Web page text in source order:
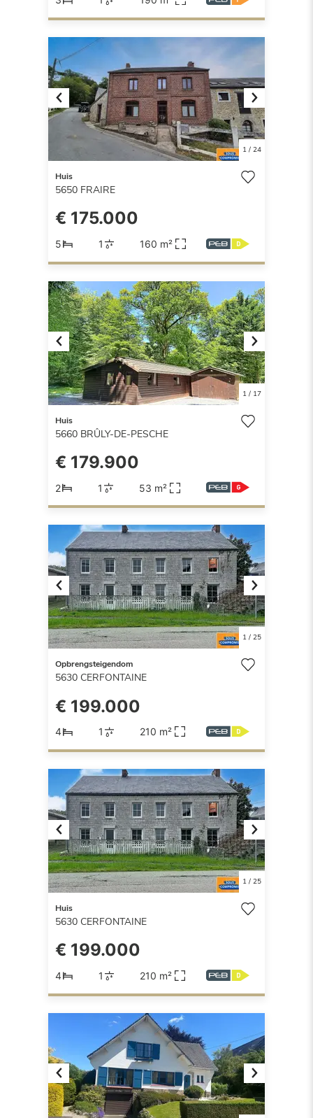
Previous Next
1/ 24
Huis
5650 FRAIRE
€ 175.000
5 1 160 m²
Previous Next
1/ 17
Huis
5660 BRÛLY-DE-PESCHE
€ 179.900
2 1 53 m²
Previous Next
1/ 25
Opbrengsteigendom
5630 CERFONTAINE
€ 199.000
4 1 210 m²
Previous Next
1/ 25
Huis
5630 CERFONTAINE
€ 199.000
4 1 210 m²
Previous Next